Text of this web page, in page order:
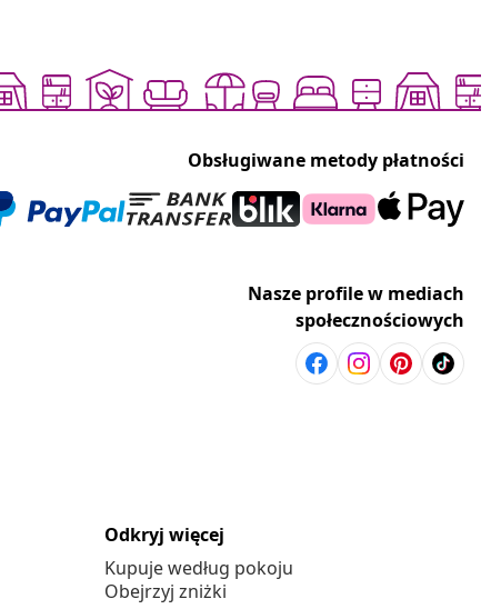
Obsługiwane metody płatności
Nasze profile w mediach
społecznościowych
Odkryj więcej
Kupuje według pokoju
Obejrzyj zniżki